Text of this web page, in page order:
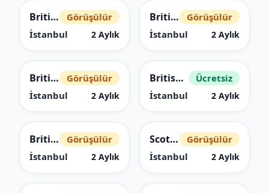
British Shorthair
Görüşülür
İstanbul
2 Aylık
British Shorthair
Görüşülür
İstanbul
2 Aylık
British Shorthair
Görüşülür
İstanbul
2 Aylık
British Shorthair
Ücretsiz
İstanbul
2 Aylık
British Shorthair
Görüşülür
İstanbul
2 Aylık
Scottish Fold
Görüşülür
İstanbul
2 Aylık